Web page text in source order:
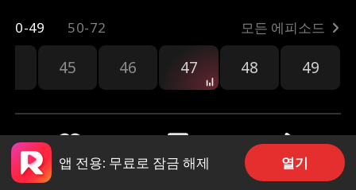
0-49 50-72 모든 에피소드
45 46 47 48 49
629 368 공유
앱 전용: 무료로 잠금 해제 열기